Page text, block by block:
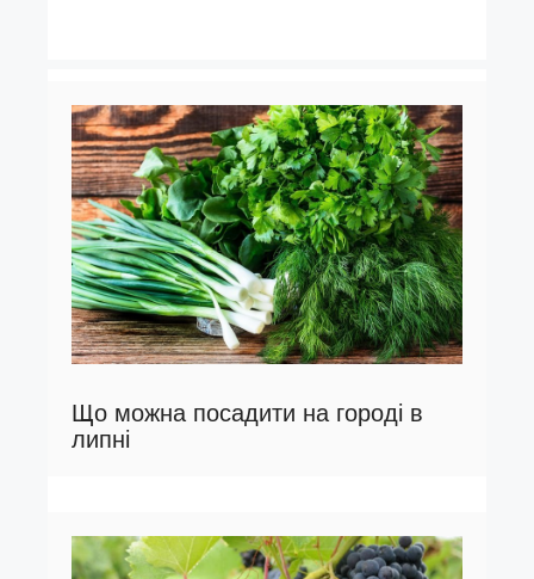
Що можна посадити на городі в
липні